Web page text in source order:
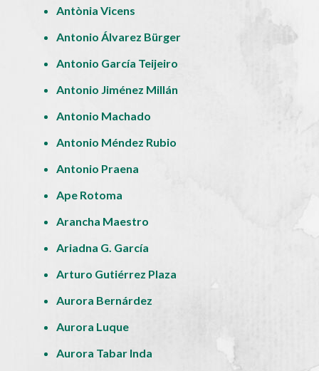
Antònia Vicens
Antonio Álvarez Bürger
Antonio García Teijeiro
Antonio Jiménez Millán
Antonio Machado
Antonio Méndez Rubio
Antonio Praena
Ape Rotoma
Arancha Maestro
Ariadna G. García
Arturo Gutiérrez Plaza
Aurora Bernárdez
Aurora Luque
Aurora Tabar Inda